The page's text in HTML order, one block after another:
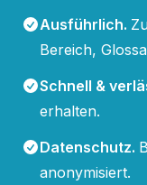
Ausführlich.
Bereich,
Schnell &
erhalten.
Datenschutz.
anonymisiert.